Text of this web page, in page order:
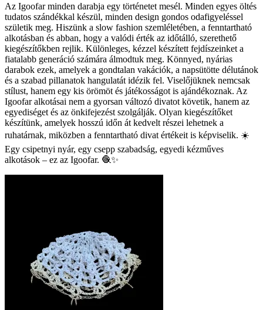
Az Igoofar minden darabja egy történetet mesél. Minden egyes öltés
tudatos szándékkal készül, minden design gondos odafigyeléssel
születik meg. Hiszünk a slow fashion szemléletében, a fenntartható
alkotásban és abban, hogy a valódi érték az időtálló, szerethető
kiegészítőkben rejlik. Különleges, kézzel készített fejdíszeinket a
fiatalabb generáció számára álmodtuk meg. Könnyed, nyárias
darabok ezek, amelyek a gondtalan vakációk, a napsütötte délutánok
és a szabad pillanatok hangulatát idézik fel. Viselőjüknek nemcsak
stílust, hanem egy kis örömöt és játékosságot is ajándékoznak. Az
Igoofar alkotásai nem a gyorsan változó divatot követik, hanem az
egyediséget és az önkifejezést szolgálják. Olyan kiegészítőket
készítünk, amelyek hosszú időn át kedvelt részei lehetnek a
ruhatárnak, miközben a fenntartható divat értékeit is képviselik. ☀️
Egy csipetnyi nyár, egy csepp szabadság, egyedi kézműves
alkotások – ez az Igoofar. 🧶✨